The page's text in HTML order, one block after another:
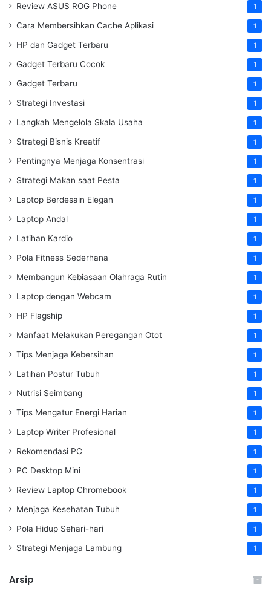
Review ASUS ROG Phone 1
Cara Membersihkan Cache Aplikasi 1
HP dan Gadget Terbaru 1
Gadget Terbaru Cocok 1
Gadget Terbaru 1
Strategi Investasi 1
Langkah Mengelola Skala Usaha 1
Strategi Bisnis Kreatif 1
Pentingnya Menjaga Konsentrasi 1
Strategi Makan saat Pesta 1
Laptop Berdesain Elegan 1
Laptop Andal 1
Latihan Kardio 1
Pola Fitness Sederhana 1
Membangun Kebiasaan Olahraga Rutin 1
Laptop dengan Webcam 1
HP Flagship 1
Manfaat Melakukan Peregangan Otot 1
Tips Menjaga Kebersihan 1
Latihan Postur Tubuh 1
Nutrisi Seimbang 1
Tips Mengatur Energi Harian 1
Laptop Writer Profesional 1
Rekomendasi PC 1
PC Desktop Mini 1
Review Laptop Chromebook 1
Menjaga Kesehatan Tubuh 1
Pola Hidup Sehari-hari 1
Strategi Menjaga Lambung 1
Arsip